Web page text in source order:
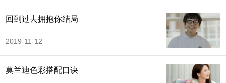
回到过去拥抱你结局
2019-11-12
莫兰迪色彩搭配口诀